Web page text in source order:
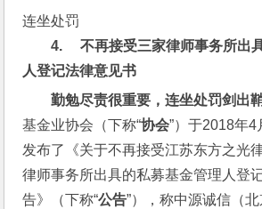
连坐处罚
4. 不再接受三家律师事务所出
人登记法律意见书
勤勉尽责很重要，连坐处罚剑出
基金业协会（下称“协会”）于2018年
发布了《关于不再接受江苏东方之光
律师事务所出具的私募基金管理人登
告》（下称“公告”），称中源诚信（